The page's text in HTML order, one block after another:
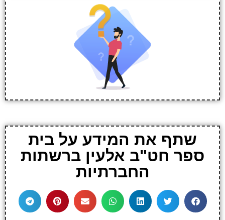
שתף את המידע על בית
ספר חט"ב אלעין ברשתות
החברתיות